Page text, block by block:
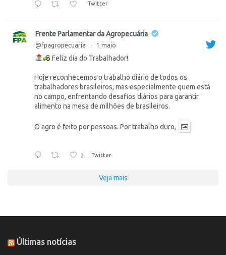
Twitter
Frente Parlamentar da Agropecuária
@fpagropecuaria · 1 maio
Feliz dia do Trabalhador!
Hoje reconhecemos o trabalho diário de todos os
trabalhadores brasileiros, mas especialmente quem está
no campo, enfrentando desafios diários para garantir
alimento na mesa de milhões de brasileiros.
O agro é feito por pessoas. Por trabalho duro,
2 Twitter
Veja mais
Últimas notícias